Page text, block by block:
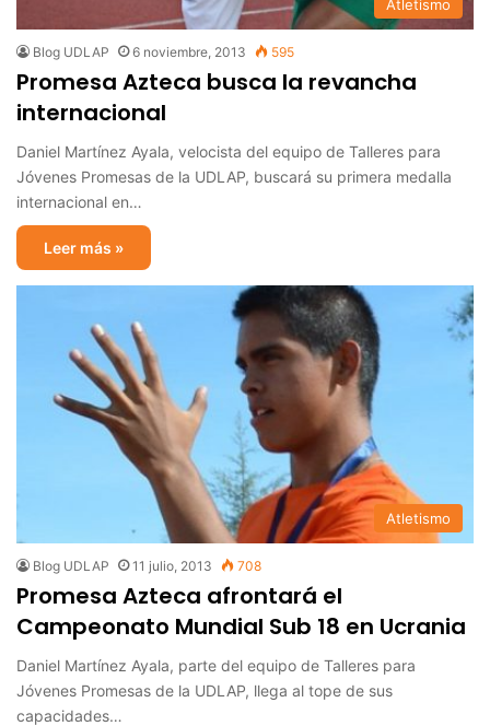
Atletismo
Blog UDLAP 6 noviembre, 2013 595
Promesa Azteca busca la revancha
internacional
Daniel Martínez Ayala, velocista del equipo de Talleres para
Jóvenes Promesas de la UDLAP, buscará su primera medalla
internacional en…
Leer más »
Atletismo
Blog UDLAP 11 julio, 2013 708
Promesa Azteca afrontará el
Campeonato Mundial Sub 18 en Ucrania
Daniel Martínez Ayala, parte del equipo de Talleres para
Jóvenes Promesas de la UDLAP, llega al tope de sus
capacidades…